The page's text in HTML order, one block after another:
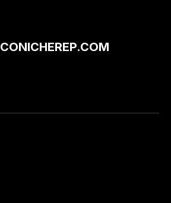
CONICHEREP.COM